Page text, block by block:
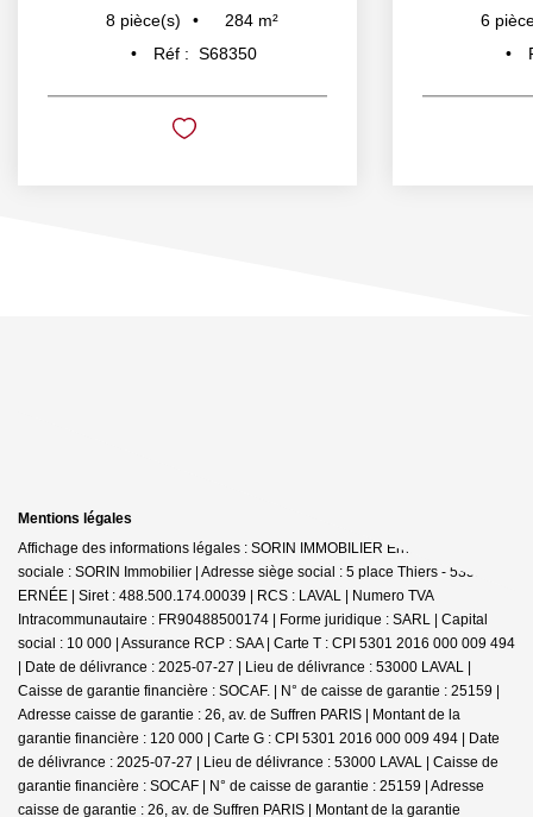
8 pièce(s) 284 m²
Réf : S68350
6
Mentions légales
Affichage des informations légales : SORIN IMMOBILIER Ernée | Raison
sociale : SORIN Immobilier | Adresse siège social : 5 place Thiers - 53500
ERNÉE | Siret : 488.500.174.00039 | RCS : LAVAL | Numero TVA
Intracommunautaire : FR90488500174 | Forme juridique : SARL | Capital
social : 10 000 | Assurance RCP : SAA | Carte T : CPI 5301 2016 000 009 494
| Date de délivrance : 2025-07-27 | Lieu de délivrance : 53000 LAVAL |
Caisse de garantie financière : SOCAF. | N° de caisse de garantie : 25159 |
Adresse caisse de garantie : 26, av. de Suffren PARIS | Montant de la
garantie financière : 120 000 | Carte G : CPI 5301 2016 000 009 494 | Date
de délivrance : 2025-07-27 | Lieu de délivrance : 53000 LAVAL | Caisse de
garantie financière : SOCAF | N° de caisse de garantie : 25159 | Adresse
caisse de garantie : 26, av. de Suffren PARIS | Montant de la garantie